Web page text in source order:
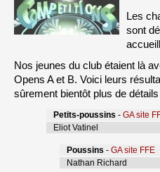
Les
sont
Nos jeunes du club étaient là
Opens A et B. Voici leurs
sûrement bientôt plus de
Petits-poussins - GA site
Eliot Vatinel
Poussins - GA site FFE
Nathan Richard